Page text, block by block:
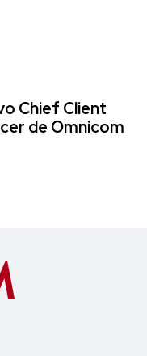
Chief Client
de Omnicom